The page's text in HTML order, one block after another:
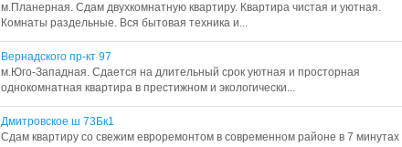
м.Планерная. Сдам двухкомнатную квартиру. Квартира чистая и уютная.
Комнаты раздельные. Вся бытовая техника и...
Вернадского пр-кт 97
м.Юго-Западная. Сдается на длительный срок уютная и просторная
однокомнатная квартира в престижном и экологически...
Дмитровское ш 73Бк1
Сдам квартиру со свежим евроремонтом в современном районе в 7 минутах